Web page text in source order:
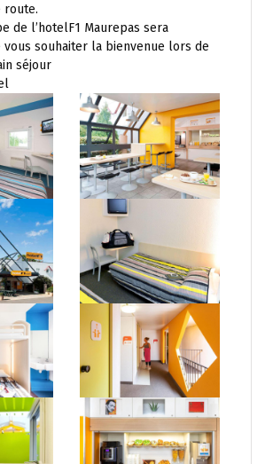
route.
de l’hotelF1 Maurepas sera
vous souhaiter la bienvenue lors de
séjour